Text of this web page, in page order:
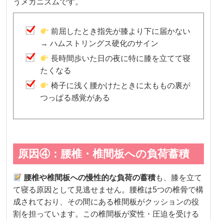
うメカニズムです。
前屈したとき指先が膝より下に届かない
→ ハムストリングス硬化のサイン
長時間歩いた日の夜に特に膝を立てて寝
たくなる
椅子に浅く腰かけたときに太ももの裏が
つっぱる感覚がある
原因④：腰椎・椎間板への負荷蓄積
腰椎や椎間板への慢性的な負荷の蓄積も、膝を立て
て寝る原因として見逃せません。腰椎は5つの椎骨で構
成されており、その間にある椎間板がクッションの役
割を担っています。この椎間板が変性・圧迫を受ける